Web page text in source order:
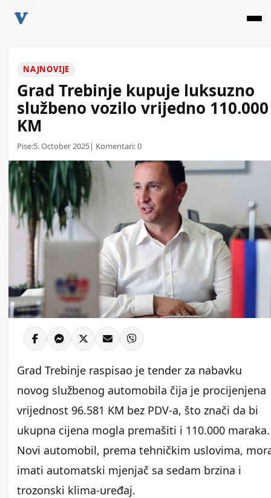
NAJNOVIJE
Grad Trebinje kupuje luksuzno
službeno vozilo vrijedno 110.000
KM
Pise:5. October 2025| Komentari:0
Grad Trebinje raspisao je tender za nabavku
novog službenog automobila čija je procijenjena
vrijednost 96.581 KM bez PDV-a, što znači da bi
ukupna cijena mogla premašiti i 110.000 maraka.
Novi automobil, prema tehničkim uslovima,
imati automatski mjenjač sa sedam brzina i
trozonski klima-uređaj.